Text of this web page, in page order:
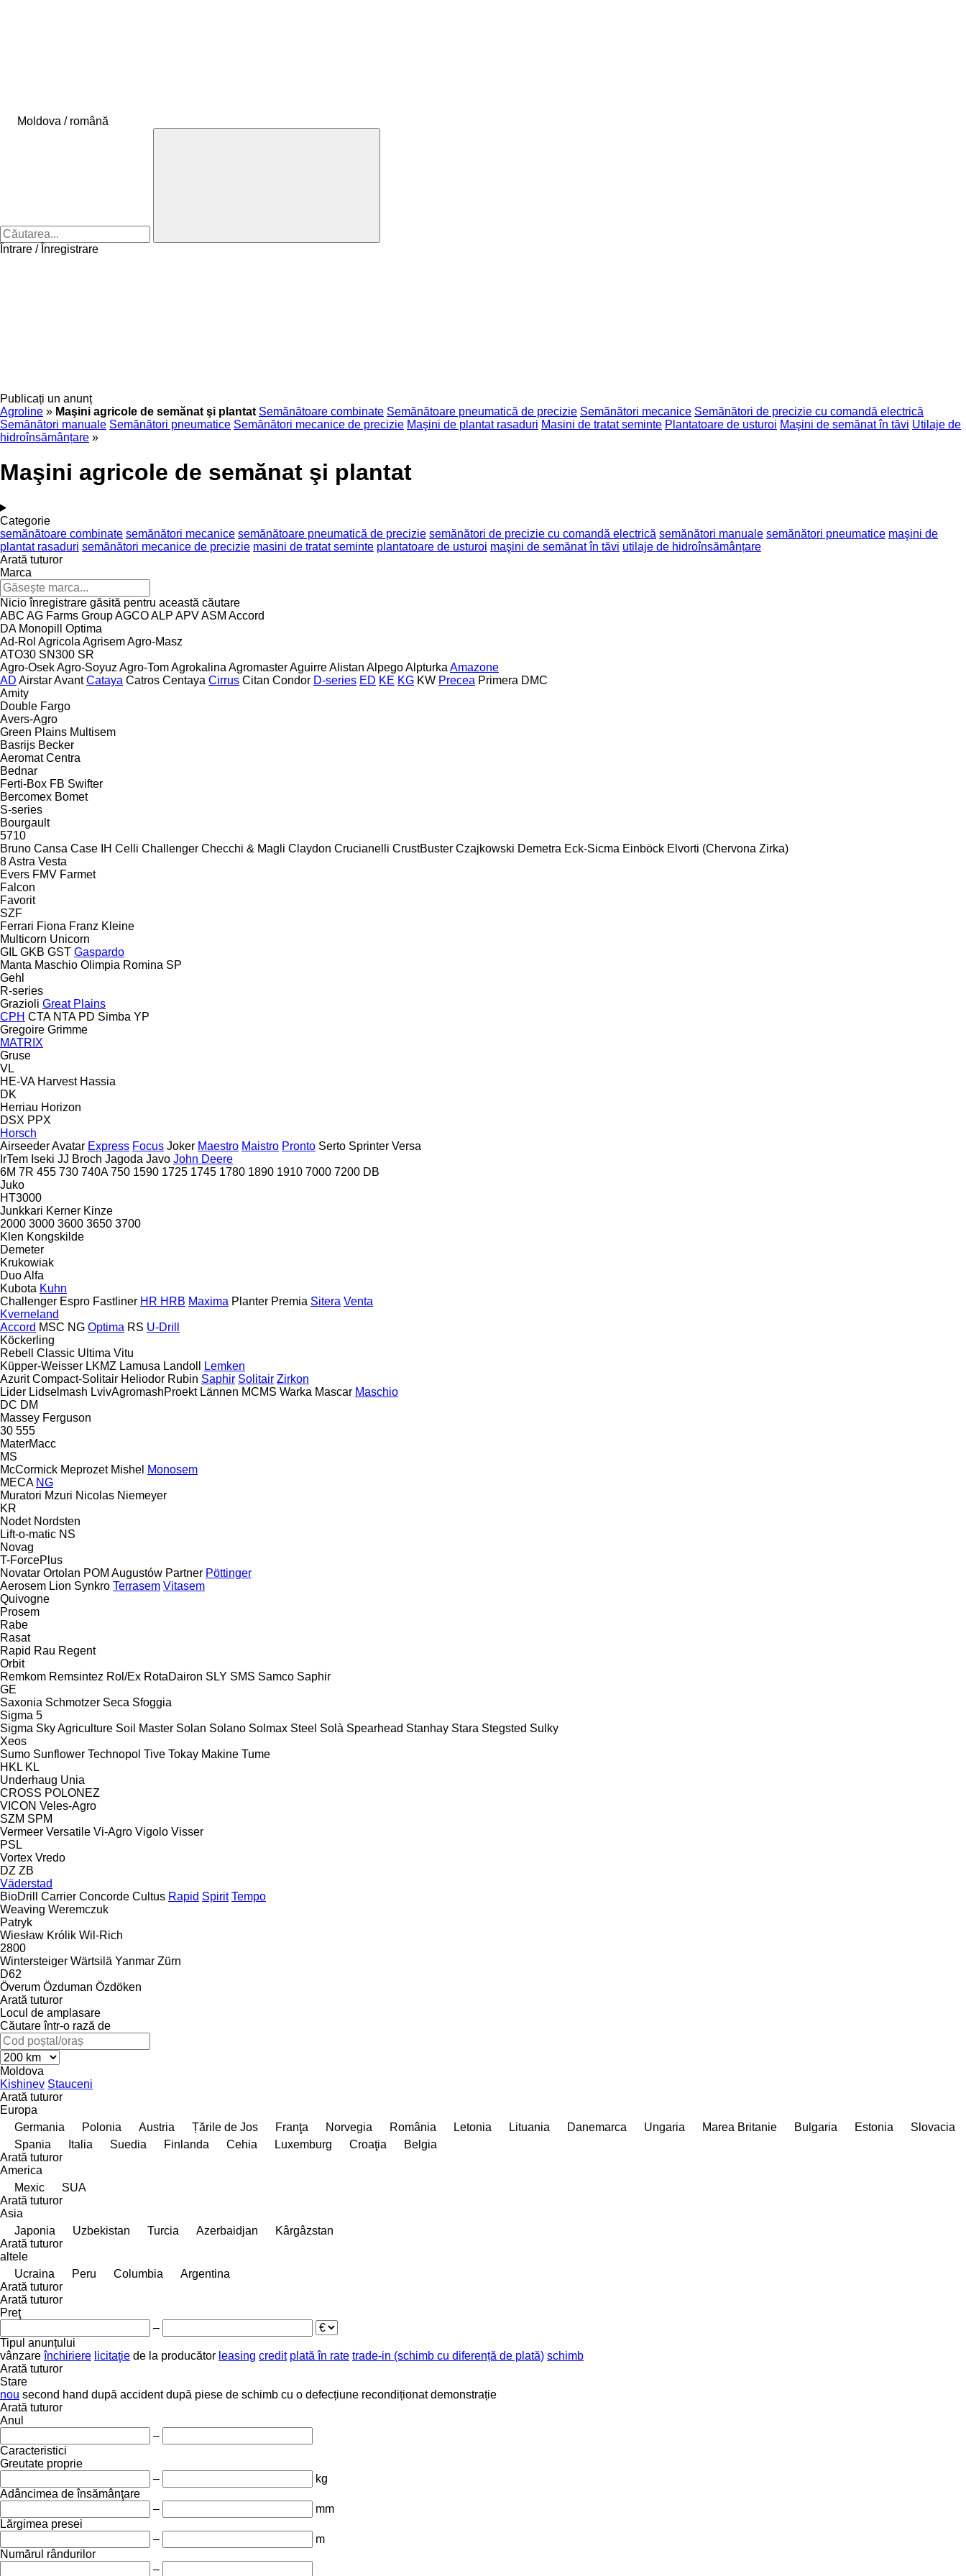
Moldova / română
Întrare / Înregistrare
Publicați un anunț
Agroline » Maşini agricole de semănat şi plantat Semănătoare combinate Semănătoare pneumatică de precizie Semănători mecanice Semănători de precizie cu comandă electrică
Semănători manuale Semănători pneumatice Semănători mecanice de precizie Maşini de plantat rasaduri Masini de tratat seminte Plantatoare de usturoi Maşini de semănat în tăvi Utilaje de
hidroînsămânțare »
Maşini agricole de semănat şi plantat
Categorie
semănătoare combinate semănători mecanice semănătoare pneumatică de precizie semănători de precizie cu comandă electrică semănători manuale semănători pneumatice maşini de
plantat rasaduri semănători mecanice de precizie masini de tratat seminte plantatoare de usturoi maşini de semănat în tăvi utilaje de hidroînsămânțare
Arată tuturor
Marca
Nicio înregistrare găsită pentru această căutare
ABC AG Farms GroupAGCOALP APVASM Accord
DA Monopill
Optima
Ad-Rol Agricola AgrisemAgro-Masz
ATO30 SN300 SR
Agro-OsekAgro-Soyuz Agro-TomAgrokalina AgromasterAguirreAlistan AlpegoAlpturka Amazone
AD AirstarAvant Cataya Catros Centaya Cirrus Citan Condor D-series ED KE KG KW Precea Primera DMC
Amity
Double Fargo
Avers-Agro
Green Plains Multisem
Basrijs Becker
Aeromat Centra
Bednar
Ferti-Box FB Swifter
Bercomex Bomet
S-series
Bourgault
5710
Bruno Cansa Case IH Celli Challenger Checchi & Magli Claydon Crucianelli CrustBuster Czajkowski Demetra Eck-Sicma Einböck Elvorti (Chervona Zirka)
8Astra Vesta
Evers FMV Farmet
Falcon
Favorit
SZF
Ferrari Fiona Franz Kleine
Multicorn Unicorn
GIL GKB GST Gaspardo
Manta Maschio Olimpia Romina SP
Gehl
R-series
Grazioli Great Plains
CPH CTA NTA PD Simba YP
Gregoire Grimme
MATRIX
Gruse
VL
HE-VA Harvest Hassia
DK
Herriau Horizon
DSX PPX
Horsch
AirseederAvatar Express Focus Joker Maestro Maistro Pronto Serto Sprinter Versa
IrTem Iseki JJ Broch Jagoda Javo John Deere
6M 7R 455 730 740A 750 1590 1725 1745 1780 1890 1910 7000 7200 DB
Juko
HT3000
Junkkari Kerner Kinze
2000 3000 3600 3650 3700
Klen Kongskilde
Demeter
Krukowiak
Duo Alfa
Kubota Kuhn
Challenger Espro Fastliner HR HRB Maxima Planter Premia Sitera Venta
Kverneland
Accord MSC NG Optima RS U-Drill
Köckerling
Rebell Classic Ultima Vitu
Küpper-Weisser LKMZ Lamusa Landoll
Lemken
Azurit Compact-Solitair Heliodor Rubin Saphir Solitair Zirkon
Lider Lidselmash LvivAgromashProekt Lännen MCMS Warka Mascar Maschio
DC DM
Massey Ferguson
30 555
MaterMacc
MS
McCormick Meprozet Mishel Monosem
MECA NG
Muratori Mzuri Nicolas Niemeyer
KR
Nodet Nordsten
Lift-o-matic NS
Novag
T-ForcePlus
Novatar Ortolan POM Augustów Partner Pöttinger
Aerosem Lion Synkro Terrasem Vitasem
Quivogne
Prosem
Rabe
Rasat
Rapid Rau Regent
Orbit
Remkom Remsintez Rol/Ex RotaDairon SLY SMS Samco Saphir
GE
Saxonia Schmotzer Seca Sfoggia
Sigma 5
Sigma Sky Agriculture Soil Master Solan Solano Solmax Steel Solà Spearhead Stanhay Stara Stegsted Sulky
Xeos
Sumo Sunflower Technopol Tive Tokay Makine Tume
HKL KL
Underhaug Unia
CROSS POLONEZ
VICON Veles-Agro
SZM SPM
Vermeer Versatile Vi-Agro Vigolo Visser
PSL
Vortex Vredo
DZ ZB
Väderstad
BioDrill
Carrier Concorde Cultus Rapid Spirit Tempo
Weaving Weremczuk
Patryk
Wiesław Królik Wil-Rich
2800
Wintersteiger Wärtsilä Yanmar Zürn
D62
Överum Özduman Özdöken
Arată tuturor
Locul de amplasare
Căutare într-o rază de
Moldova
Kishinev Stauceni
Arată tuturor
Europa
Germania
Polonia Austria Țările de Jos Franţa Norvegia România Letonia Lituania Danemarca Ungaria Marea Britanie Bulgaria Estonia
Slovacia
Spania
Italia Suedia Finlanda Cehia Luxemburg Croaţia
Belgia
Arată tuturor
America
Mexic
SUA
Arată tuturor
Asia
Japonia
Uzbekistan Turcia Azerbaidjan
Kârgâzstan
Arată tuturor
altele
Ucraina
Peru Columbia
Argentina
Arată tuturor
Arată tuturor
Preţ
–
Tipul anunțului
vânzare închiriere licitaţie de la producător leasing credit plată în rate trade-in (schimb cu diferență de plată) schimb
Arată tuturor
Stare
nou second hand după accident după piese de schimb cu o defecțiune recondiționat demonstrație
Arată tuturor
Anul
–
Caracteristici
Greutate proprie
–
kg
Adâncimea de însămânţare
–
mm
Lărgimea presei
–
m
Numărul rândurilor
–